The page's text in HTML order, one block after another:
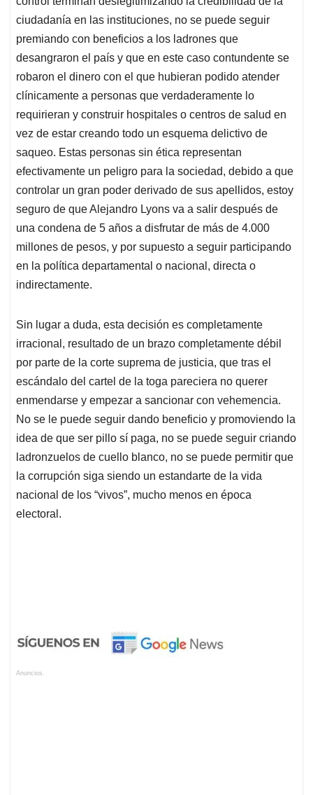
ciudadanía en las instituciones, no se puede seguir
premiando con beneficios a los ladrones que
desangraron el país y que en este caso contundente se
robaron el dinero con el que hubieran podido atender
clínicamente a personas que verdaderamente lo
requirieran y construir hospitales o centros de salud en
vez de estar creando todo un esquema delictivo de
saqueo. Estas personas sin ética representan
efectivamente un peligro para la sociedad, debido a que
controlar un gran poder derivado de sus apellidos, estoy
seguro de que Alejandro Lyons va a salir después de
una condena de 5 años a disfrutar de más de 4.000
millones de pesos, y por supuesto a seguir participando
en la política departamental o nacional, directa o
indirectamente.
Sin lugar a duda, esta decisión es completamente
irracional, resultado de un brazo completamente débil
por parte de la corte suprema de justicia, que tras el
escándalo del cartel de la toga pareciera no querer
enmendarse y empezar a sancionar con vehemencia.
No se le puede seguir dando beneficio y promoviendo la
idea de que ser pillo sí paga, no se puede seguir criando
ladronzuelos de cuello blanco, no se puede permitir que
la corrupción siga siendo un estandarte de la vida
nacional de los “vivos”, mucho menos en época
electoral.
Anuncios.